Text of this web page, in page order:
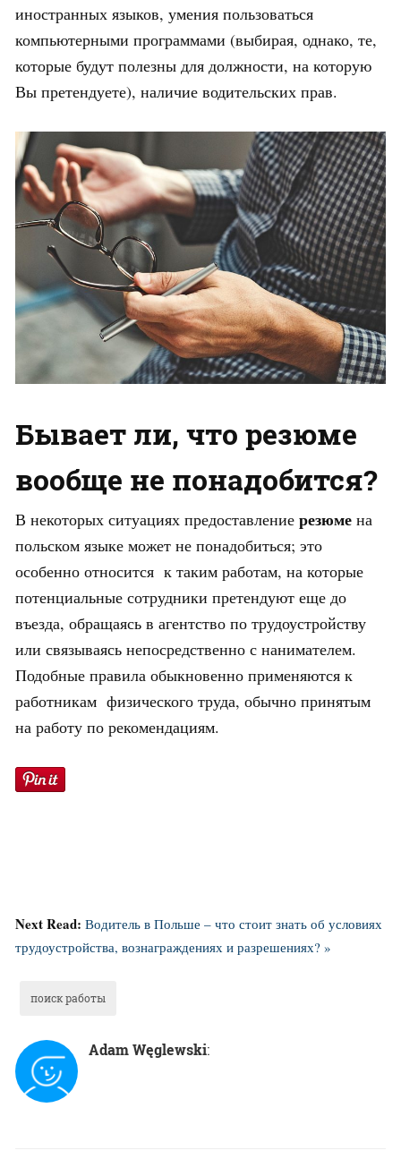
иностранных языков, умения пользоваться
компьютерными программами (выбирая, однако, те,
которые будут полезны для должности, на которую
Вы претендуете), наличие водительских прав.
Бывает ли, что резюме
вообще не понадобится?
В некоторых ситуациях предоставление резюме на
польском языке может не понадобиться; это
особенно относится к таким работам, на которые
потенциальные сотрудники претендуют еще до
въезда, обращаясь в агентство по трудоустройству
или связываясь непосредственно с нанимателем.
Подобные правила обыкновенно применяются к
работникам физического труда, обычно принятым
на работу по рекомендациям.
Next Read: Водитель в Польше – что стоит знать об условиях
трудоустройства, вознаграждениях и разрешениях? »
поиск работы
Adam Węglewski: